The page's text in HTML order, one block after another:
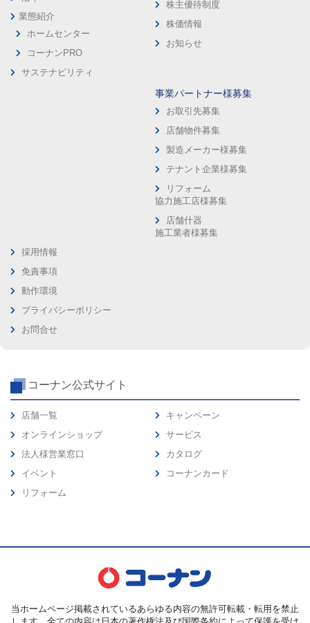
業態紹介
ホームセンター
コーナンPRO
サステナビリティ
株主優待制度
株価情報
お知らせ
事業パートナー様募集
お取引先募集
店舗物件募集
製造メーカー様募集
テナント企業様募集
リフォーム
協力施工店様募集
店舗什器
施工業者様募集
採用情報
免責事項
動作環境
プライバシーポリシー
お問合せ
コーナン公式サイト
店舗一覧
オンラインショップ
法人様営業窓口
イベント
リフォーム
キャンペーン
サービス
カタログ
コーナンカード
当ホームページ掲載されているあらゆる内容の無許可転載・転用を禁止